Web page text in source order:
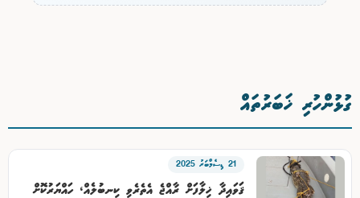
ގުޅުންހުރި ޚަބަރުތައް
21 ޑިސެމްބަރު 2025
ޤަވައިދާ ޚިލާފަށް ރާއްޖެ އެތެރެވި ކިނބުލެއް، ހައްޔަރުކޮށް